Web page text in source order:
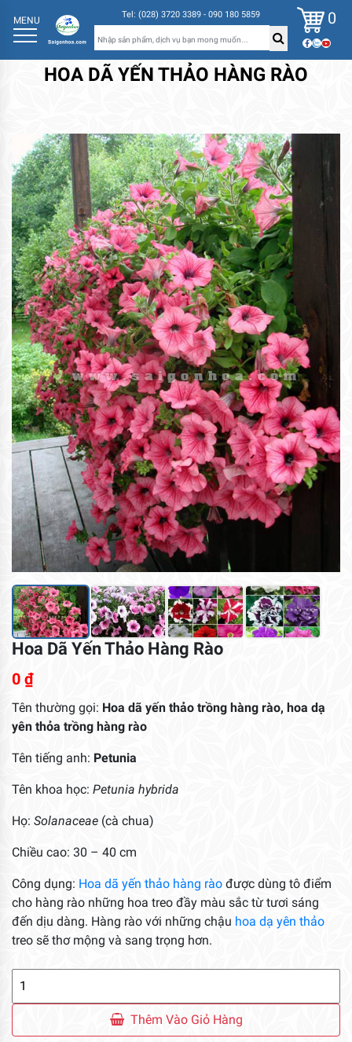
MENU Tel: (028) 3720 3389 - 090 180 5859 0
HOA DÃ YẾN THẢO HÀNG RÀO
Hoa Dã Yến Thảo Hàng Rào
0 ₫
Tên thường gọi: Hoa dã yến thảo trồng hàng rào, hoa dạ
yên thỏa trồng hàng rào
Tên tiếng anh: Petunia
Tên khoa học: Petunia hybrida
Họ: Solanaceae (cà chua)
Chiều cao: 30 – 40 cm
Công dụng: Hoa dã yến thảo hàng rào được dùng tô điểm
cho hàng rào những hoa treo đầy màu sắc từ tươi sáng
đến dịu dàng. Hàng rào với những chậu hoa dạ yên thảo
treo sẽ thơ mộng và sang trọng hơn.
Thảo
Thêm Vào Giỏ Hàng